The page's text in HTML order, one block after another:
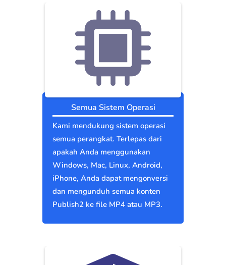
Semua Sistem Operasi
Kami mendukung sistem operasi
semua perangkat. Terlepas dari
apakah Anda menggunakan
Windows, Mac, Linux, Android,
iPhone, Anda dapat mengonversi
dan mengunduh semua konten
Publish2 ke file MP4 atau MP3.